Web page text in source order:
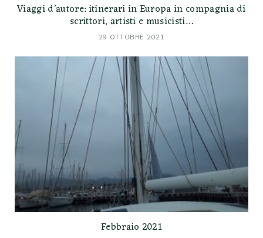
Viaggi d’autore: itinerari in Europa in compagnia di
scrittori, artisti e musicisti…
29 OTTOBRE 2021
Febbraio 2021